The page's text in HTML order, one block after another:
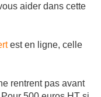
aider dans cette
est en ligne, celle
rentrent pas avant